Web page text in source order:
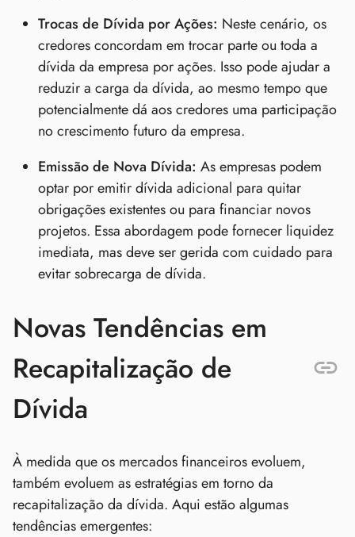
Trocas de Dívida por Ações: Neste cenário, os
credores concordam em trocar parte ou toda a
dívida da empresa por ações. Isso pode ajudar a
reduzir a carga da dívida, ao mesmo tempo que
potencialmente dá aos credores uma participação
no crescimento futuro da empresa.
Emissão de Nova Dívida: As empresas podem
optar por emitir dívida adicional para quitar
obrigações existentes ou para financiar novos
projetos. Essa abordagem pode fornecer liquidez
imediata, mas deve ser gerida com cuidado para
evitar sobrecarga de dívida.
Novas Tendências em
Recapitalização de
Dívida
À medida que os mercados financeiros evoluem,
também evoluem as estratégias em torno da
recapitalização da dívida. Aqui estão algumas
tendências emergentes: